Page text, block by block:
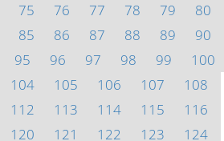
75 76 77 78 79
80
85 86 87 88 89
90
95 96 97 98 99
100
104 105 106 107
108
112 113 114 115
116
120 121 122 123
124